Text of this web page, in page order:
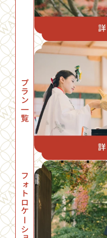
プラン一覧